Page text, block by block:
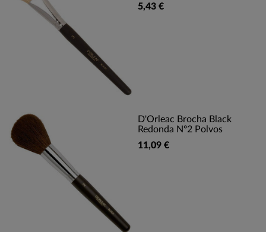
5,43 €
D'Orleac Brocha Black
Redonda Nº2 Polvos
11,09 €